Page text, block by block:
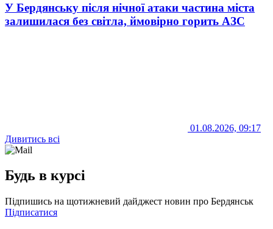
У Бердянську після нічної атаки частина міста
залишилася без світла, ймовірно горить АЗС
01.08.2026, 09:17
Дивитись всі
Будь в курсі
Підпишись на щотижневий дайджест новин про Бердянськ
Підписатися